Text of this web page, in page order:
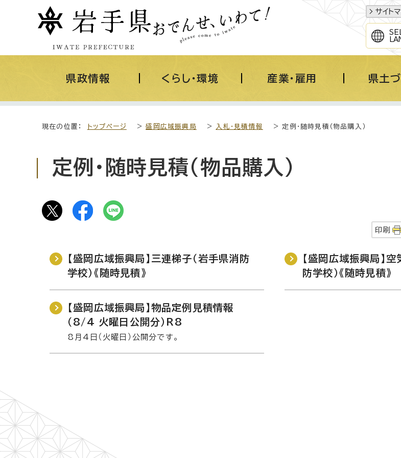
サイト
県政情報 くらし・環境 産業・雇用 県土づ
現在の位置： トップページ >盛岡広域振興局 > 入札・見積情報 > 定例・随時見積（物品購入）
定例・随時見積（物品購入）
印刷
【盛岡広域振興局】三連梯子（岩手県消防
学校）《随時見積》
【盛岡広域振興局】
防学校）《随時見積》
【盛岡広域振興局】物品定例見積情報
（8/4 火曜日公開分）R8
8月4日（火曜日）公開分です。